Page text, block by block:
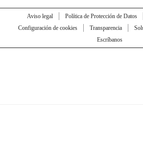
Aviso legal Política de Protección de Datos
Configuración de cookies
Transparencia
Escríbanos